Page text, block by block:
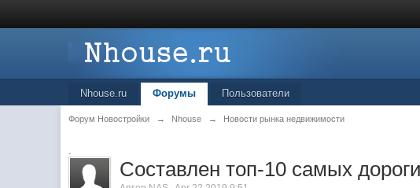
Nhouse.ru Форумы Пользователи
Форум Новостройки → Nhouse → Новости рынка недвижимости
.
Составлен топ-10 самых